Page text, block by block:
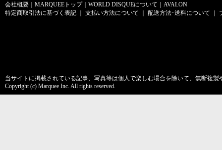
会社概要 MARQUEEトップ｜ WORLD DISQUEについて
AVALON
特定商取引法に基づく表記
支払い方法について 配送方法･送料について
当サイトに掲載されている記事、写真等は個人で楽しむ場合を除いて、無断複
Copyright (c) Marquee Inc. All rights reserved.